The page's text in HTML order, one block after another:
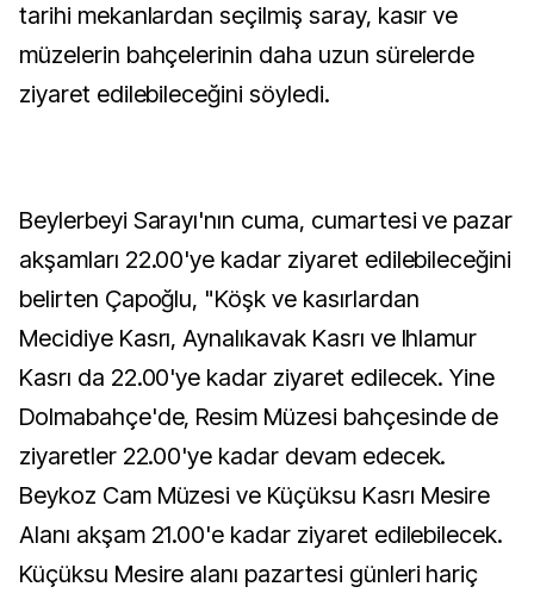
tarihi mekanlardan seçilmiş saray, kasır ve
müzelerin bahçelerinin daha uzun sürelerde
ziyaret edilebileceğini söyledi.
Beylerbeyi Sarayı'nın cuma, cumartesi ve pazar
akşamları 22.00'ye kadar ziyaret edilebileceğini
belirten Çapoğlu, "Köşk ve kasırlardan
Mecidiye Kasrı, Aynalıkavak Kasrı ve Ihlamur
Kasrı da 22.00'ye kadar ziyaret edilecek. Yine
Dolmabahçe'de, Resim Müzesi bahçesinde de
ziyaretler 22.00'ye kadar devam edecek.
Beykoz Cam Müzesi ve Küçüksu Kasrı Mesire
Alanı akşam 21.00'e kadar ziyaret edilebilecek.
Küçüksu Mesire alanı pazartesi günleri hariç